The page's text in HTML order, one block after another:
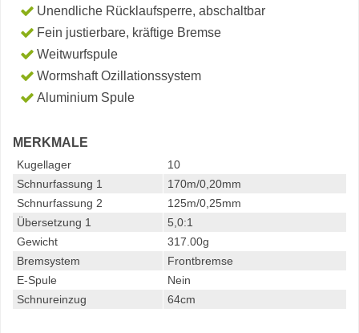
Unendliche Rücklaufsperre, abschaltbar
Fein justierbare, kräftige Bremse
Weitwurfspule
Wormshaft Ozillationssystem
Aluminium Spule
MERKMALE
Kugellager
10
Schnurfassung 1
170m/0,20mm
Schnurfassung 2
125m/0,25mm
Übersetzung 1
5,0:1
Gewicht
317.00g
Bremsystem
Frontbremse
E-Spule
Nein
Schnureinzug
64cm